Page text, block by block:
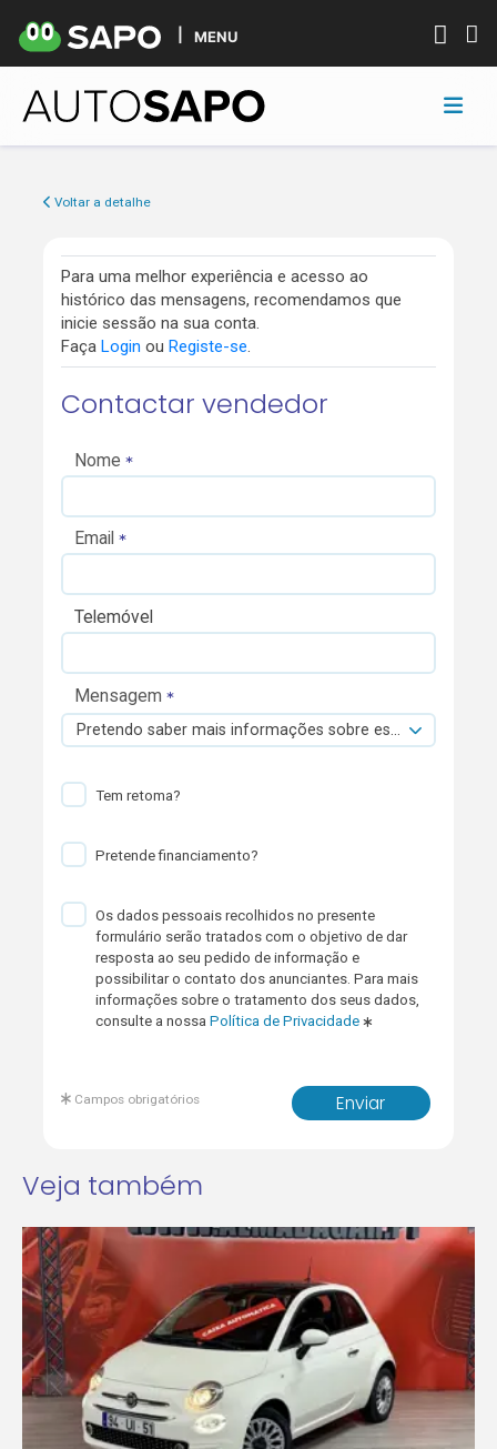
MENU
Voltar a detalhe
Para uma melhor experiência e acesso ao
histórico das mensagens, recomendamos que
inicie sessão na sua conta.
Faça Login ou Registe-se.
Contactar vendedor
Nome
Email
Telemóvel
Mensagem
Pretendo saber mais informações sobre esta viatura.
Tem retoma?
Pretende financiamento?
Os dados pessoais recolhidos no presente
formulário serão tratados com o objetivo de dar
resposta ao seu pedido de informação e
possibilitar o contato dos anunciantes. Para mais
informações sobre o tratamento dos seus dados,
consulte a nossaPolítica de Privacidade
Enviar
Campos obrigatórios
Veja também